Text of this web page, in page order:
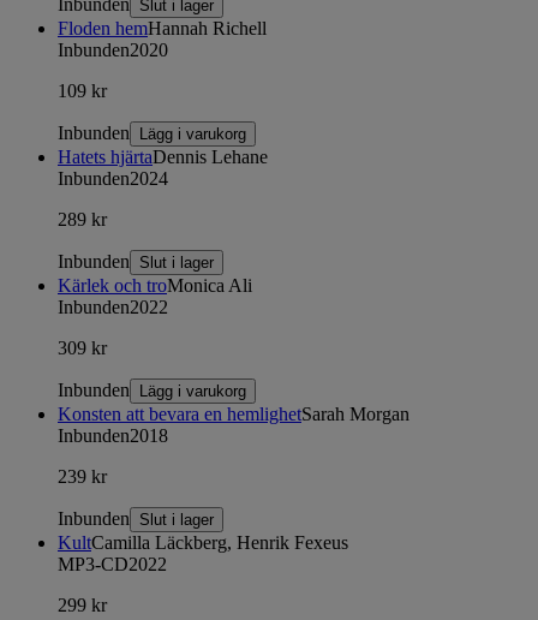
Slut i lager
Floden hemHannah Richell
Inbunden2020
109 kr
Inbunden Lägg i varukorg
Hatets hjärtaDennis Lehane
Inbunden2024
289 kr
Inbunden Slut i lager
Kärlek och troMonica Ali
Inbunden2022
309 kr
Inbunden Lägg i varukorg
Konsten att bevara en hemlighetSarah Morgan
Inbunden2018
239 kr
Inbunden Slut i lager
KultCamilla Läckberg, Henrik Fexeus
MP3-CD2022
299 kr